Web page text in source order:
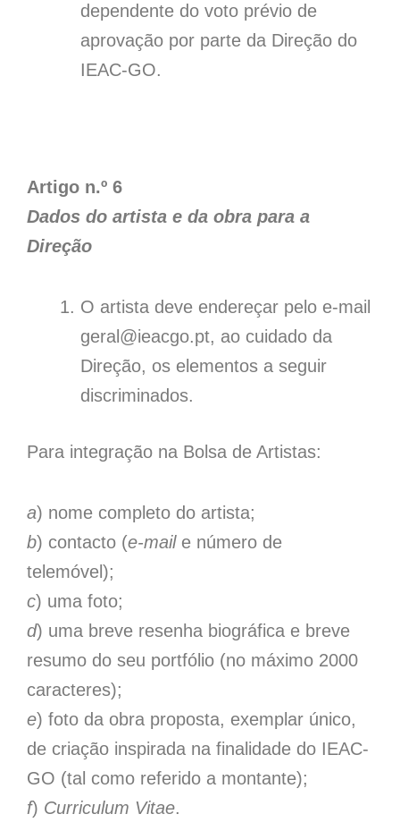
dependente do voto prévio de
aprovação por parte da Direção do
IEAC-GO.
Artigo n.º 6
Dados do artista e da obra para a
Direção
O artista deve endereçar pelo e-mail
geral@ieacgo.pt, ao cuidado da
Direção, os elementos a seguir
discriminados.
Para integração na Bolsa de Artistas:
a) nome completo do artista;
b) contacto (e-maile número de
telemóvel);
c) uma foto;
d) uma breve resenha biográfica e breve
resumo do seu portfólio (no máximo 2000
caracteres);
e) foto da obra proposta, exemplar único,
de criação inspirada na finalidade do IEAC-
GO (tal como referido a montante);
f) Curriculum Vitae.